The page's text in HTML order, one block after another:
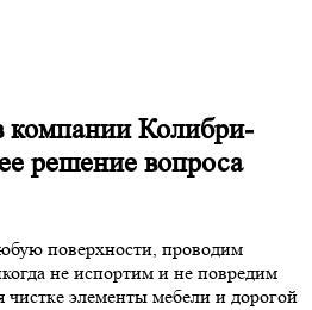
компании Колибри-
решение вопроса
поверхности, проводим
не испортим и не повредим
элементы мебели и дорогой